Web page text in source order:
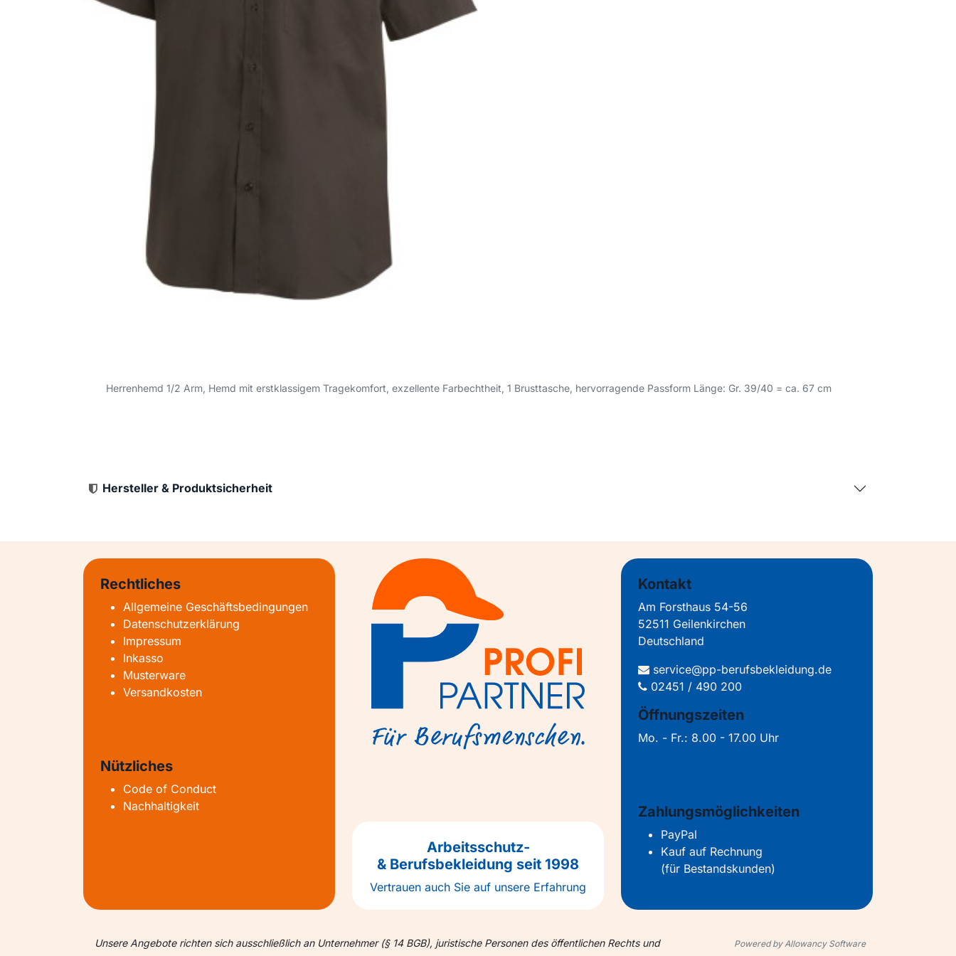
Herrenhemd 1/2 Arm, Hemd mit erstklassigem Tragekomfort, exzellente Farbechtheit, 1 Brusttasche, hervorragende Passform Länge: Gr. 39/40 = ca. 67 cm
Hersteller & Produktsicherheit
Rechtliches
Allgemeine Geschäftsbedingungen
Datenschutzerklärung
Impressum
Inkasso
Musterware
Versandkosten
Nützliches
Code of Conduct
Nachhaltigkeit
Kontakt
Am Forsthaus 54-56
52511 Geilenkirchen
Deutschland
service@pp-berufsbekleidung.de
02451 / 490 200
Öffnungszeiten
Mo. - Fr.: 8.00 - 17.00 Uhr
Zahlungsmöglichkeiten
PayPal
Kauf auf Rechnung
(für Bestandskunden)
Arbeitsschutz-
& Berufsbekleidung seit 1998
Vertrauen auch Sie auf unsere Erfahrung
Unsere Angebote richten sich ausschließlich an Unternehmer (§ 14 BGB), juristische Personen des öffentlichen Rechts und
Powered by Allowancy Software